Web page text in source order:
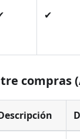
✔
compras